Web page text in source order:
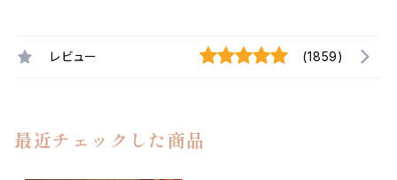
レビュー (1859)
最近チェックした商品